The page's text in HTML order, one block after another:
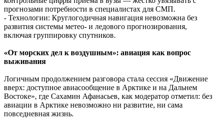
прогнозами потребности в специалистах для СМП.
- Технологии: Круглогодичная навигация невозможна без
развития системы метео- и ледового прогнозирования,
включая группировку спутников.
«От морских дел к воздушным»: авиация как вопрос
выживания
Логичным продолжением разговора стала сессия «Движение
вверх: доступное авиасообщение в Арктике и на Дальнем
Востоке», где Сахамин Афанасьев, как модератор отметил: без
авиации в Арктике невозможно ни развитие, ни сама
повседневная жизнь.